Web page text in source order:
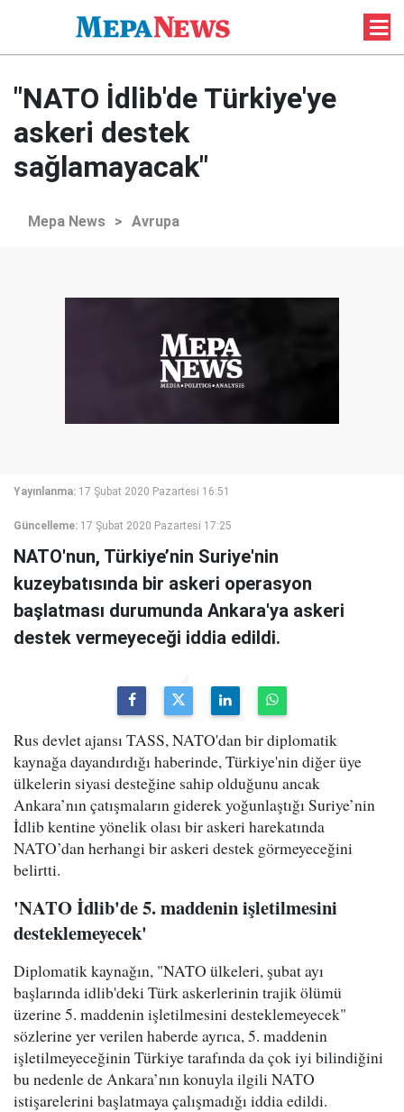
"NATO İdlib'de Türkiye'ye
askeri destek
sağlamayacak"
Mepa News > Avrupa
Yayınlanma: 17 Şubat 2020 Pazartesi 16:51
Güncelleme: 17 Şubat 2020 Pazartesi 17:25
NATO'nun, Türkiye’nin Suriye'nin
kuzeybatısında bir askeri operasyon
başlatması durumunda Ankara'ya askeri
destek vermeyeceği iddia edildi.
Rus devlet ajansı TASS, NATO'dan bir diplomatik
kaynağa dayandırdığı haberinde, Türkiye'nin diğer üye
ülkelerin siyasi desteğine sahip olduğunu ancak
Ankara’nın çatışmaların giderek yoğunlaştığı Suriye’nin
İdlib kentine yönelik olası bir askeri harekatında
NATO’dan herhangi bir askeri destek görmeyeceğini
belirtti.
'NATO İdlib'de 5. maddenin işletilmesini
desteklemeyecek'
Diplomatik kaynağın, "NATO ülkeleri, şubat ayı
başlarında idlib'deki Türk askerlerinin trajik ölümü
üzerine 5. maddenin işletilmesini desteklemeyecek"
sözlerine yer verilen haberde ayrıca, 5. maddenin
işletilmeyeceğinin Türkiye tarafında da çok iyi bilindiğini
bu nedenle de Ankara’nın konuyla ilgili NATO
istişarelerini başlatmaya çalışmadığı iddia edildi.